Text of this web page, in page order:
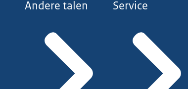
Andere talen Service